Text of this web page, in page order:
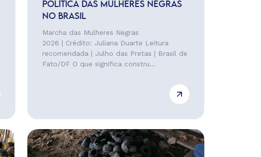
POLÍTICA DAS MULHERES NEGRAS
NO BRASIL
Marcha das Mulheres Negras
2026 | Crédito: Juliana Duarte Leitura
recomendada | Julho das Pretas | Brasil de
Fato/DF O que significa constru...